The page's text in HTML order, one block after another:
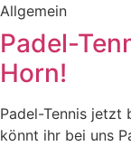
Allgemein
Padel-
Horn!
Padel-Tennis
könnt ihr bei uns